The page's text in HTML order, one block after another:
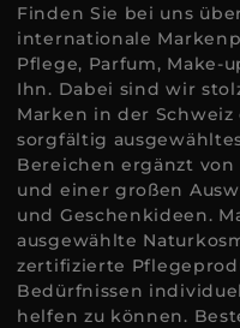
Finden Sie bei uns
internationale
Pflege, Parfum, Make-
Ihn. Dabei sind wir
Marken in der
sorgfältig
Bereichen ergänzt
und einer großen
und Geschenkideen.
ausgewählte
zertifizierte
Bedürfnissen
helfen zu können.